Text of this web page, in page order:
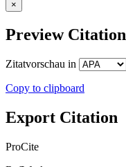
×
Preview Citation
Zitatvorschau in
Copy to clipboard
Export Citation
ProCite